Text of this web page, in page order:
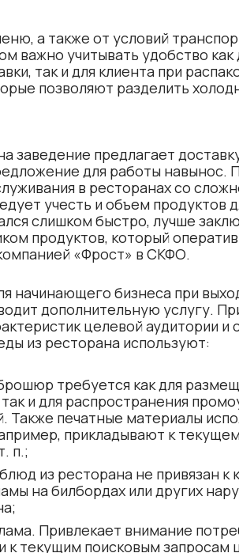
а также от условий
важно учитывать удобство как
так и для клиента при
позволяют разделить
заведение предлагает
для работы навынос.
в ресторанах со
учесть и объем продуктов
слишком быстро, лучше
продуктов, который
«Фрост» в СКФО.
начинающего бизнеса при
дополнительную услугу.
целевой аудитории и
из ресторана используют:
требуется как для
и для распространения
Также печатные материалы
прикладывают к
п.;
из ресторана не привязан к
на билбордах или других
Привлекает внимание
к текущим поисковым запросам